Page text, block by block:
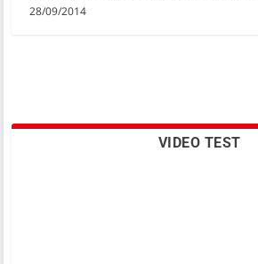
28/09/2014
VIDEO TEST